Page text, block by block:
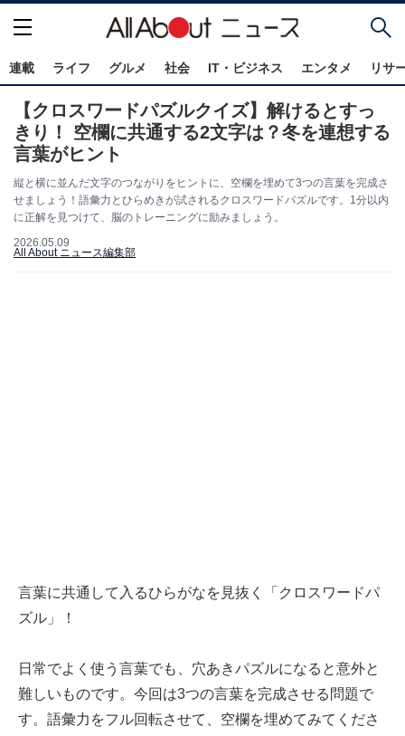
連載 ライフ グルメ 社会 IT・ビジネス エンタメ リサ
【クロスワードパズルクイズ】解けるとすっ
きり！ 空欄に共通する2文字は？冬を連想する
言葉がヒント
縦と横に並んだ文字のつながりをヒントに、空欄を埋めて3つの言葉を完成さ
せましょう！語彙力とひらめきが試されるクロスワードパズルです。1分以内
に正解を見つけて、脳のトレーニングに励みましょう。
2026.05.09
All About ニュース編集部
言葉に共通して入るひらがなを見抜く「クロスワードパ
ズル」！
日常でよく使う言葉でも、穴あきパズルになると意外と
難しいものです。今回は3つの言葉を完成させる問題で
す。語彙力をフル回転させて、空欄を埋めてみてくださ